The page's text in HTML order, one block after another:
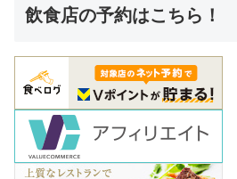
飲食店の予約はこちら！